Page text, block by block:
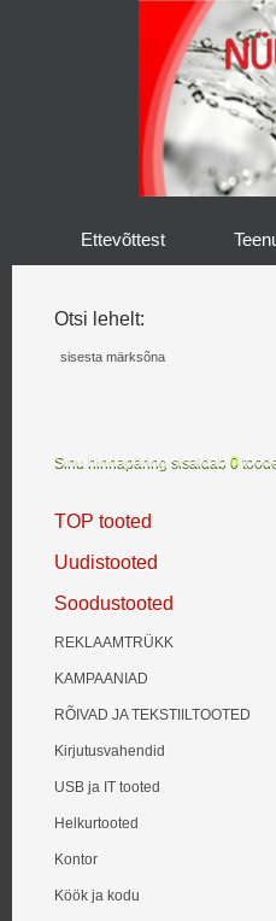
Ettevõttest
Otsi lehelt:
Sinu hinnapäring sisaldab 0
TOP tooted
Uudistooted
Soodustooted
REKLAAMTRÜKK
KAMPAANIAD
RÕIVAD JA TEKSTIILTOOTED
Kirjutusvahendid
USB ja IT tooted
Helkurtooted
Kontor
Köök ja kodu